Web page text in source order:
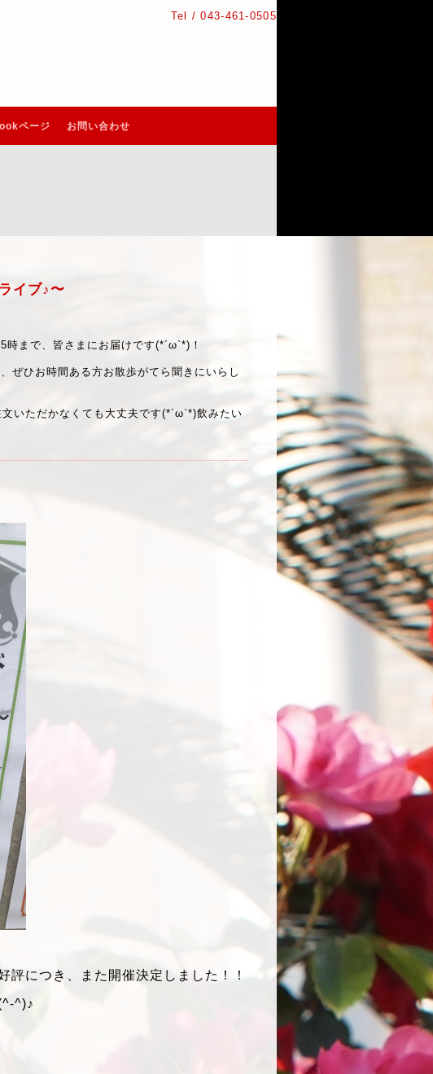
Tel / 043-461-0505
ページ お問い合わせ
イブ♪〜
まで、皆さまにお届けです(*´ω`*)！
ぜひお時間ある方お散歩がてら聞きにいらし
いただかなくても大丈夫です(*´ω`*)飲みたい
評につき、また開催決定しました！！
^)♪